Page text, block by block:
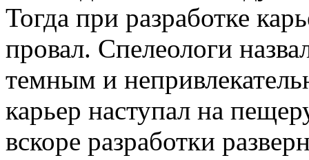
Тогда при разработке
провал. Спелеологи
темным и
карьер наступал на
вскоре разработки